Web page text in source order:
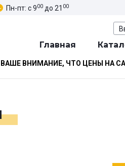
Пн-пт: с 900 до 21 00
Главная
ВНИМАНИЕ, ЧТО ЦЕНЫ НА